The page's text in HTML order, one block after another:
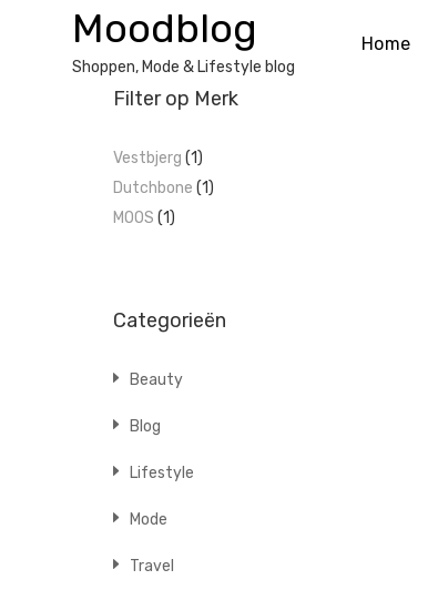
Moodblog
Shoppen, Mode & Lifestyle blog
Home
Filter op Merk
Vestbjerg (1)
Dutchbone (1)
MOOS (1)
Categorieën
Beauty
Blog
Lifestyle
Mode
Travel